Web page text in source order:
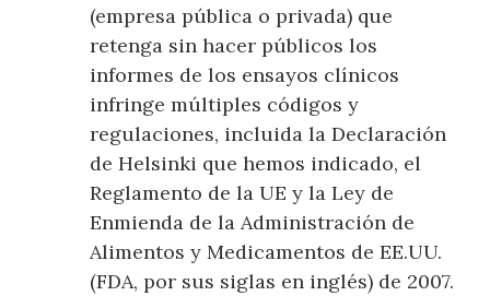
(empresa pública o privada) que
retenga sin hacer públicos los
informes de los ensayos clínicos
infringe múltiples códigos y
regulaciones, incluida la Declaración
de Helsinki que hemos indicado, el
Reglamento de la UE y la Ley de
Enmienda de la Administración de
Alimentos y Medicamentos de EE.UU.
(FDA, por sus siglas en inglés) de 2007.